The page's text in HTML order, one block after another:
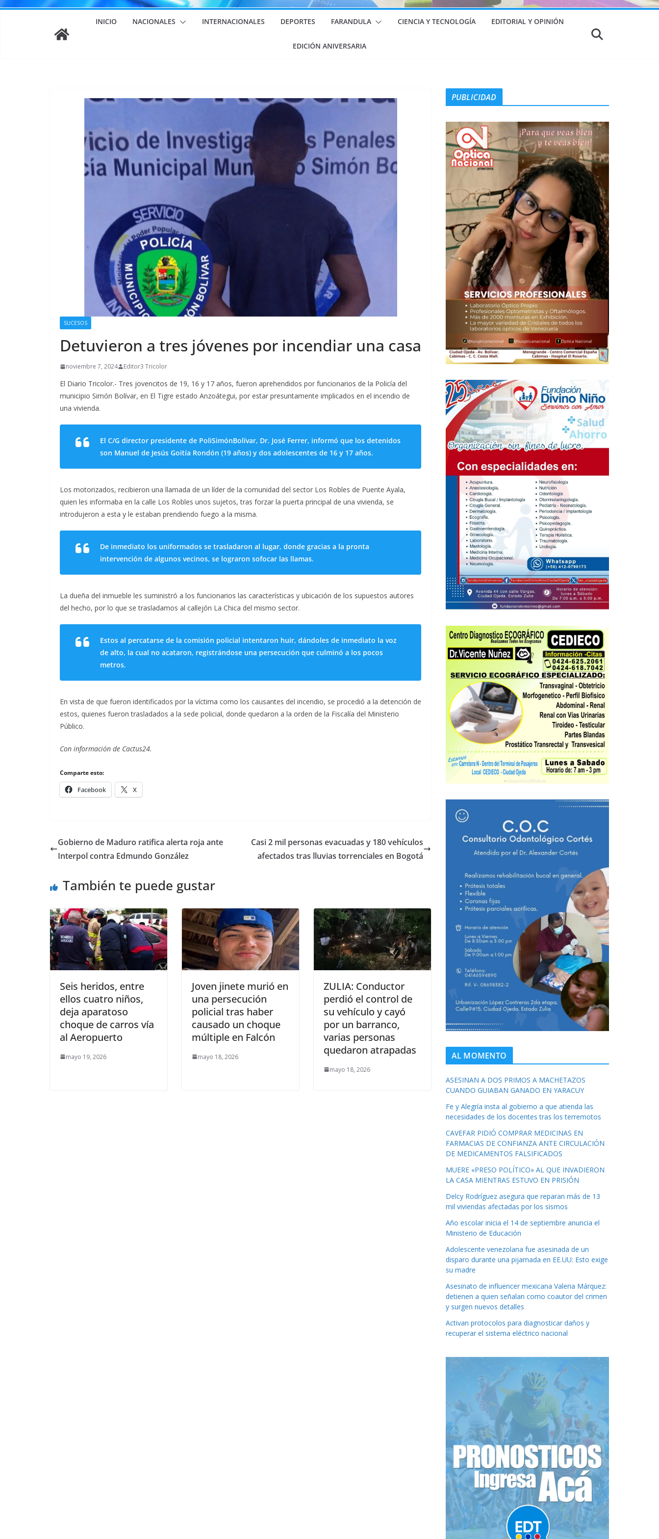
INICIO NACIONALES INTERNACIONALES DEPORTES FARANDULA CIENCIA Y TECNOLOGÍA EDITORIAL Y OPINIÓN
EDICIÓN ANIVERSARIA
SUCESOS
Detuvieron a tres jóvenes por incendiar una casa
noviembre 7, 2024 Editor3 Tricolor
El Diario Tricolor.- Tres jovencitos de 19, 16 y 17 años, fueron aprehendidos por funcionarios de la Policía del
municipio Simón Bolívar, en El Tigre estado Anzoátegui, por estar presuntamente implicados en el incendio de
una vivienda.
El C/G director presidente de PoliSimónBolívar, Dr. José Ferrer, informó que los detenidos
son Manuel de Jesús Goitía Rondón (19 años) y dos adolescentes de 16 y 17 años.
Los motorizados, recibieron una llamada de un líder de la comunidad del sector Los Robles de Puente Ayala,
quien les informaba en la calle Los Robles unos sujetos, tras forzar la puerta principal de una vivienda, se
introdujeron a esta y le estaban prendiendo fuego a la misma.
De inmediato los uniformados se trasladaron al lugar, donde gracias a la pronta
intervención de algunos vecinos, se lograron sofocar las llamas.
La dueña del inmueble les suministró a los funcionarios las características y ubicación de los supuestos autores
del hecho, por lo que se trasladamos al callejón La Chica del mismo sector.
Estos al percatarse de la comisión policial intentaron huir, dándoles de inmediato la voz
de alto, la cual no acataron, registrándose una persecución que culminó a los pocos
metros.
En vista de que fueron identificados por la víctima como los causantes del incendio, se procedió a la detención de
estos, quienes fueron trasladados a la sede policial, donde quedaron a la orden de la Fiscalía del Ministerio
Público.
Con información de Cactus24.
Comparte esto:
Facebook X
Gobierno de Maduro ratifica alerta roja ante
Interpol contra Edmundo González
Casi 2 mil personas evacuadas y 180 vehículos
afectados tras lluvias torrenciales en Bogotá
También te puede gustar
Seis heridos, entre
ellos cuatro niños,
deja aparatoso
choque de carros vía
al Aeropuerto
mayo 19, 2026
Joven jinete murió en
una persecución
policial tras haber
causado un choque
múltiple en Falcón
mayo 18, 2026
ZULIA: Conductor
perdió el control de
su vehículo y cayó
por un barranco,
varias personas
quedaron atrapadas
mayo 18, 2026
PUBLICIDAD
AL MOMENTO
ASESINAN A DOS PRIMOS A MACHETAZOS
CUANDO GUIABAN GANADO EN YARACUY
Fe y Alegría insta al gobierno a que atienda las
necesidades de los docentes tras los terremotos
CAVEFAR PIDIÓ COMPRAR MEDICINAS EN
FARMACIAS DE CONFIANZA ANTE CIRCULACIÓN
DE MEDICAMENTOS FALSIFICADOS
MUERE «PRESO POLÍTICO» AL QUE INVADIERON
LA CASA MIENTRAS ESTUVO EN PRISIÓN
Delcy Rodríguez asegura que reparan más de 13
mil viviendas afectadas por los sismos
Año escolar inicia el 14 de septiembre anuncia el
Ministerio de Educación
Adolescente venezolana fue asesinada de un
disparo durante una pijamada en EE.UU: Esto exige
su madre
Asesinato de influencer mexicana Valeria Márquez:
detienen a quien señalan como coautor del crimen
y surgen nuevos detalles
Activan protocolos para diagnosticar daños y
recuperar el sistema eléctrico nacional